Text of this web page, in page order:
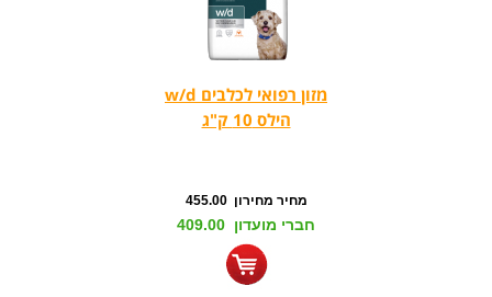
מזון רפואי לכלבים w/d
הילס 10 ק"ג
מחיר מחירון 455.00
חברי מועדון 409.00